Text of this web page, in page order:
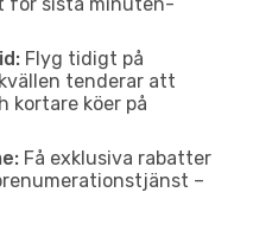
Flyg tidigt på
tenderar att
kortare köer på
Få exklusiva rabatter
–